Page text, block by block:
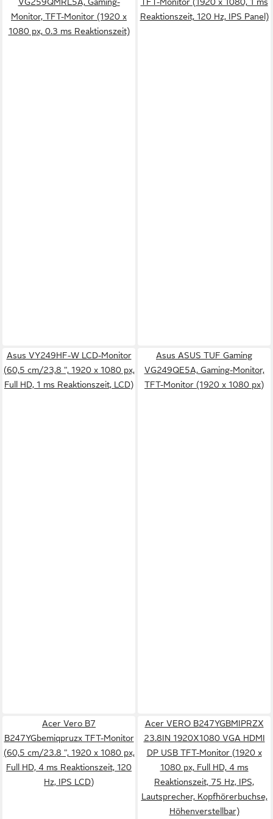
Monitor, TFT-Monitor (1920 x
1080 px, 0.3 ms Reaktionszeit)
Reaktionszeit, 120 Hz, IPS Panel)
Asus VY249HF-W LCD-Monitor
(60,5 cm/23,8 ", 1920 x 1080 px,
Full HD, 1 ms Reaktionszeit, LCD)
Asus ASUS TUF Gaming
VG249QE5A, Gaming-Monitor,
TFT-Monitor (1920 x 1080 px)
Acer Vero B7
B247YGbemiqpruzx TFT-Monitor
(60,5 cm/23.8 ", 1920 x 1080 px,
Full HD, 4 ms Reaktionszeit, 120
Hz, IPS LCD)
Acer VERO B247YGBMIPRZX
23.8IN 1920X1080 VGA HDMI
DP USB TFT-Monitor (1920 x
1080 px, Full HD, 4 ms
Reaktionszeit, 75 Hz, IPS,
Lautsprecher, Kopfhörerbuchse,
Höhenverstellbar)